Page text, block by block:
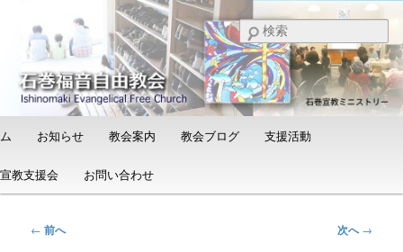
ツ
移
動
石巻福音自由教会（Ishinomaki
Evangelical Free Church）
日本福音自由教会の有志による「石巻宣教支援会」によって支えられる新し
い教会と、被災地支援活動のご紹介
索
イ
メ
ニ
お知らせ 教会案内 教会ブログ 支援活動
教支援会 お問い合わせ
投
← 前へ 次へ→